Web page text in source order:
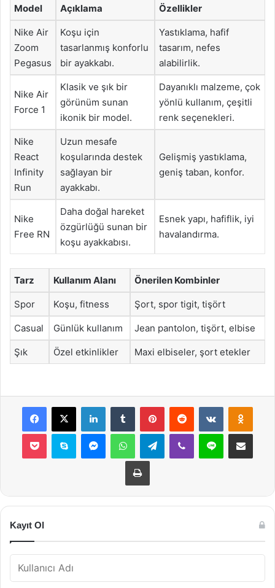
Model Açıklama Özellikler
Nike Air
Zoom
Pegasus
Koşu için
tasarlanmış konforlu
bir ayakkabı.
Yastıklama, hafif
tasarım, nefes
alabilirlik.
Nike Air
Force 1
Klasik ve şık bir
görünüm sunan
ikonik bir model.
Dayanıklı malzeme, çok
yönlü kullanım, çeşitli
renk seçenekleri.
Nike
React
Infinity
Run
Uzun mesafe
koşularında destek
sağlayan bir
ayakkabı.
Gelişmiş yastıklama,
geniş taban, konfor.
Nike
Free RN
Daha doğal hareket
özgürlüğü sunan bir
koşu ayakkabısı.
Esnek yapı, hafiflik, iyi
havalandırma.
Tarz Kullanım Alanı Önerilen Kombinler
Spor Koşu, fitness Şort, spor tigit, tişört
Casual Günlük kullanım Jean pantolon, tişört, elbise
Şık Özel etkinlikler Maxi elbiseler, şort etekler
Facebook
X LinkedInTumblr PinterestReddit VKontakte
Pocket Skype MessengerWhatsAppTelegramViber Line E-Posta ile
Yazdır
Kayıt Ol